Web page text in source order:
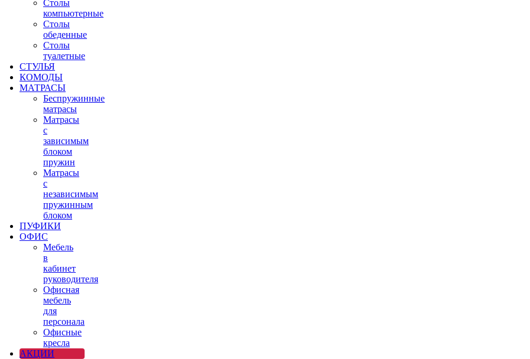
Столы
компьютерные
Столы
обеденные
Столы
туалетные
СТУЛЬЯ
КОМОДЫ
МАТРАСЫ
Беспружинные
матрасы
Матрасы
с
зависимым
блоком
пружин
Матрасы
с
независимым
пружинным
блоком
ПУФИКИ
ОФИС
Мебель
в
кабинет
руководителя
Офисная
мебель
для
персонала
Офисные
кресла
АКЦИИ